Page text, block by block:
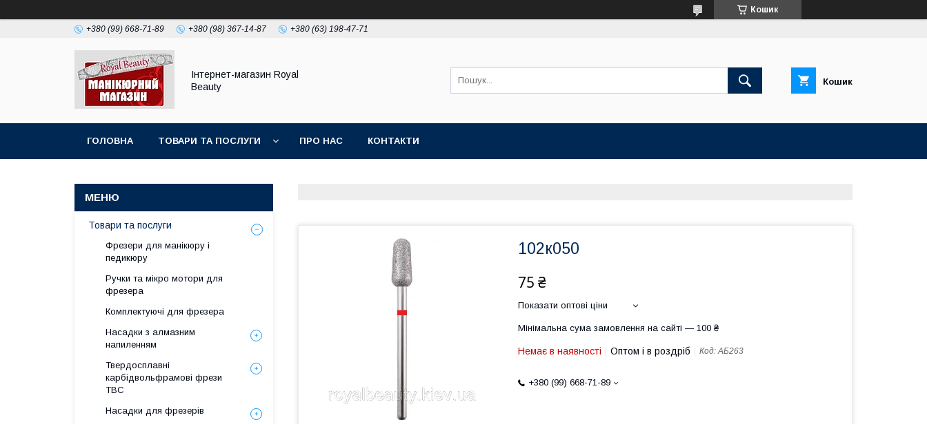
Кошик
+380 (99) 668-71-89 +380 (98) 367-14-87 +380 (63) 198-47-71
Інтернет-магазин Royal
Beauty
Кошик
ГОЛОВНА ТОВАРИ ТА ПОСЛУГИ ПРО НАС КОНТАКТИ
102к050
75 ₴
Показати оптові ціни
Мінімальна сума замовлення на сайті — 100 ₴
Немає в наявності Оптом і в роздріб Код:АБ263
+380 (99) 668-71-89
Товари та послуги
Фрезери для манікюру і
педикюру
Ручки та мікро мотори для
фрезера
Комплектуючі для фрезера
Насадки з алмазним
напиленням
Твердосплавні
карбідвольфрамові фрези
ТВС
Насадки для фрезерів